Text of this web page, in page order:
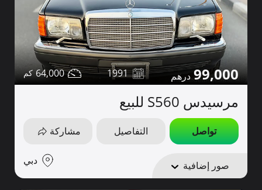
99,000
1991
64,000
مرسيدس S560 للبيع
تواصل التفاصيل مشاركة
صور إضافية دبي